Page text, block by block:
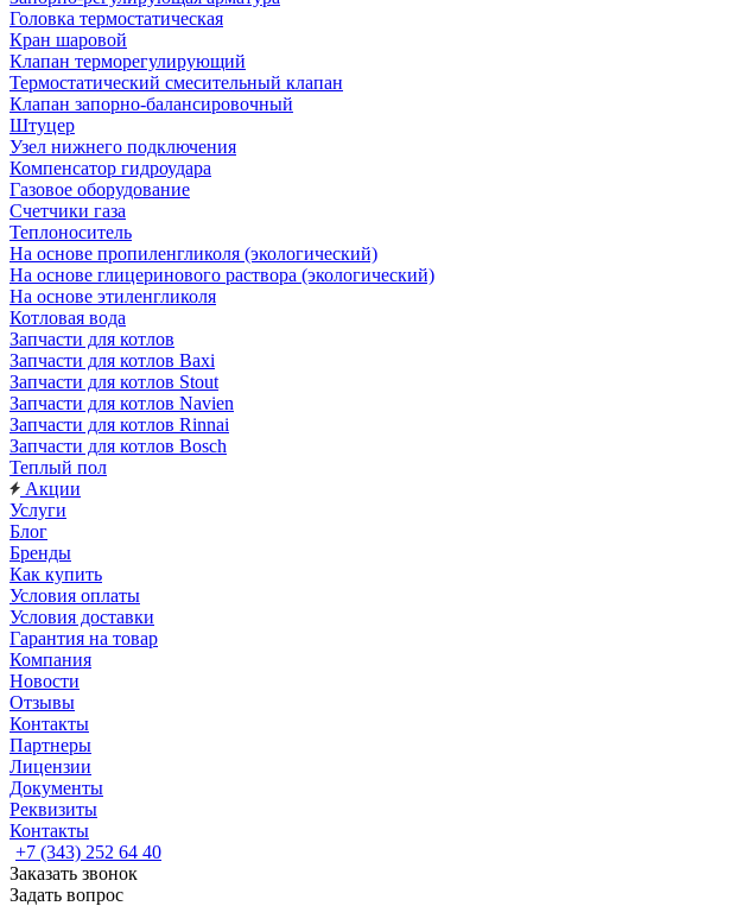
Головка термостатическая
Кран шаровой
Клапан терморегулирующий
Термостатический смесительный клапан
Клапан запорно-балансировочный
Штуцер
Узел нижнего подключения
Компенсатор гидроудара
Газовое оборудование
Счетчики газа
Теплоноситель
На основе пропиленгликоля (экологический)
На основе глицеринового раствора (экологический)
На основе этиленгликоля
Котловая вода
Запчасти для котлов
Запчасти для котлов Baxi
Запчасти для котлов Stout
Запчасти для котлов Navien
Запчасти для котлов Rinnai
Запчасти для котлов Bosch
Теплый пол
Акции
Услуги
Блог
Бренды
Как купить
Условия оплаты
Условия доставки
Гарантия на товар
Компания
Новости
Отзывы
Контакты
Партнеры
Лицензии
Документы
Реквизиты
Контакты
+7 (343) 252 64 40
Заказать звонок
Задать вопрос